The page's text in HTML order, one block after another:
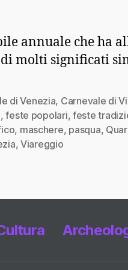
annuale che ha
molti significati
di Venezia, Carnevale di
,feste popolari,feste
, maschere, pasqua,
,Viareggio